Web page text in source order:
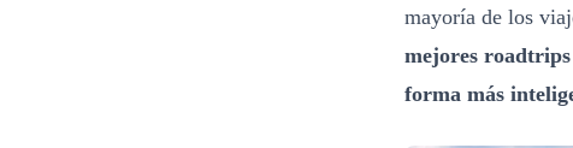
mayoría de los
mejores
forma más